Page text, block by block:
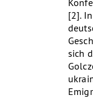
[2].
sich